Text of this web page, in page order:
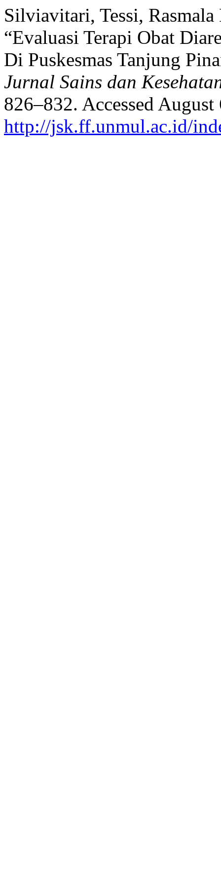
Silviavitari, Tessi,
“Evaluasi Terapi Obat
Di Puskesmas Tanjung
Jurnal Sains dan
826–832. Accessed
http://jsk.ff.unmul.ac.id/